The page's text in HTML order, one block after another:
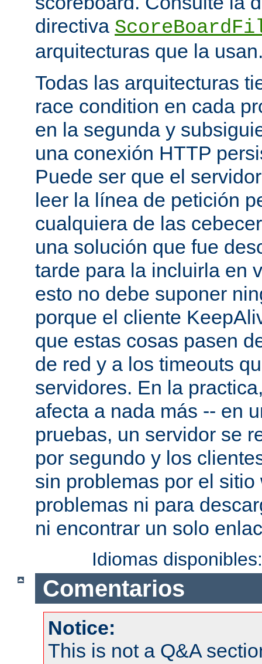
directiva
arquitecturas que la
Todas las arquitecturas
race condition en cada
en la segunda y
una conexión HTTP
Puede ser que el
leer la línea de petición
cualquiera de las
una solución que fue
tarde para la incluirla en
esto no debe suponer
porque el cliente
que estas cosas pasen
de red y a los timeouts
servidores. En la
afecta a nada más -- en
pruebas, un servidor se
por segundo y los
sin problemas por el
problemas ni para
ni encontrar un solo
Idiomas
Comentarios
Notice:
This is not a Q&A